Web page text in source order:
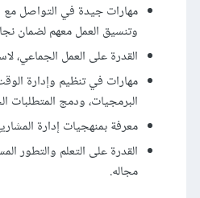
مهارات جيدة في التواصل مع
وتنسيق العمل معهم لضمان
القدرة على العمل
مهارات في تنظيم وإدارة
البرمجيات، ودمج
معرفة بمنهجيات إدارة
القدرة على التعلم والتطور
مجاله.